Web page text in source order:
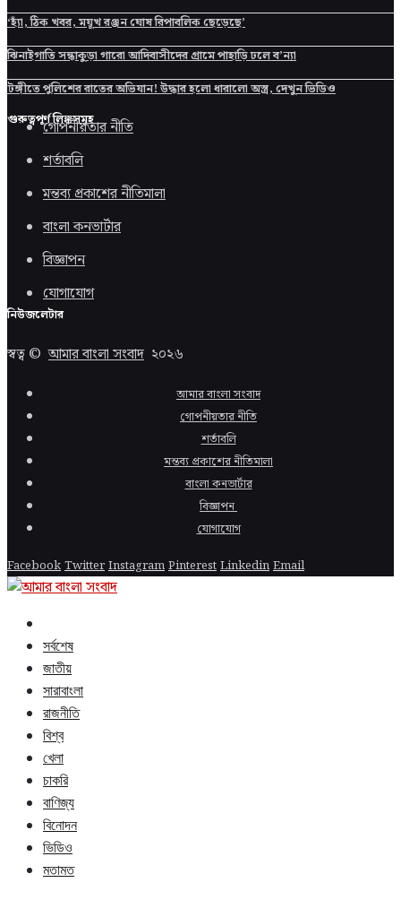
‘হ্যাঁ, ঠিক খবর, ময়ূখ রঞ্জন ঘোষ রিপাবলিক ছেড়েছে’
ঝিনাইগাতি সন্ধাকুড়া গারো আদিবাসীদের গ্রামে পাহাড়ি ঢলে ব’ন্যা
টঙ্গীতে পুলিশের রাতের অভিযান! উদ্ধার হলো ধারালো অস্ত্র, দেখুন ভিডিও
গুরুত্বপূর্ণ লিঙ্কসমূহ
গোপনীয়তার নীতি
শর্তাবলি
মন্তব্য প্রকাশের নীতিমালা
বাংলা কনভার্টার
বিজ্ঞাপন
যোগাযোগ
নিউজলেটার
স্বত্ব ©আমার বাংলা সংবাদ ২০২৬
আমার বাংলা সংবাদ
গোপনীয়তার নীতি
শর্তাবলি
মন্তব্য প্রকাশের নীতিমালা
বাংলা কনভার্টার
বিজ্ঞাপন
যোগাযোগ
FacebookTwitterInstagramPinterestLinkedinEmail
সর্বশেষ
জাতীয়
সারাবাংলা
রাজনীতি
বিশ্ব
খেলা
চাকরি
বাণিজ্য
বিনোদন
ভিডিও
মতামত